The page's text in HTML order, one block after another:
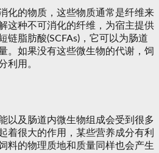
化的物质，这些物质通常是纤维来
这种不可消化的纤维，为宿主提供
链脂肪酸(SCFAs)，它可以为肠道
。如果没有这些微生物的代谢，饲
利用。
以及肠道内微生物组成会受到很多
着很大的作用，某些营养成分有利
料的物理质地和质量同样也会产生